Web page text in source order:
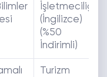
İşletmeciliği
(İngilizce)
(%50
İndirimli)
Turizm